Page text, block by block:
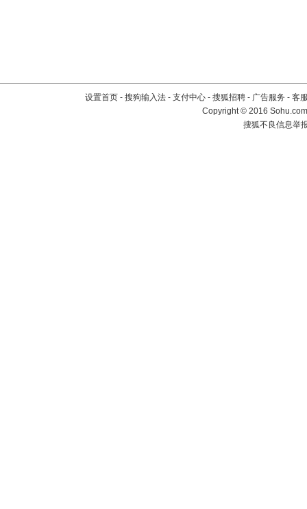
设置首页 - 搜狗输入法 - 支付中心 - 搜狐招聘 - 广告服务 - 客
Copyright©2016
搜狐不良信息举